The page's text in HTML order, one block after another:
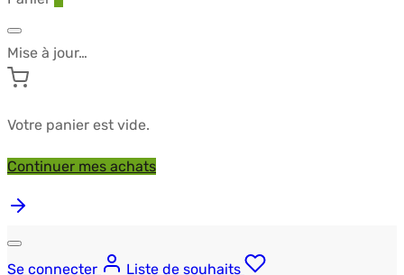
Mise à jour…
Votre panier est vide.
Continuer mes achats
Se connecter
Liste de souhaits